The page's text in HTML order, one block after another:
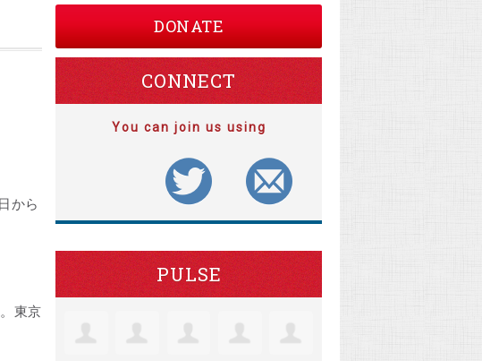
から
東京
DONATE
CONNECT
You can join us using
PULSE